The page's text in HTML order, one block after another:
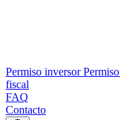
Permiso inversor
fiscal
FAQ
Contacto